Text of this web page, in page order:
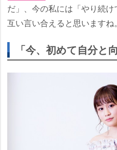
だ」、今の私には「やり続
互い言い合えると思いますね。
「今、初めて自分と